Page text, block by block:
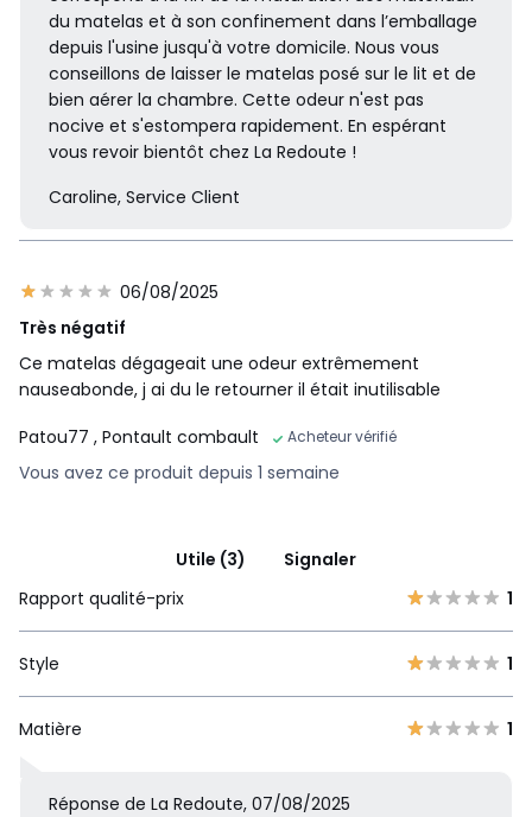
du matelas et à son confinement dans l’emballage
depuis l'usine jusqu'à votre domicile. Nous vous
conseillons de laisser le matelas posé sur le lit et de
bien aérer la chambre. Cette odeur n'est pas
nocive et s'estompera rapidement. En espérant
vous revoir bientôt chez La Redoute !
Caroline, Service Client
06/08/2025
Très négatif
Ce matelas dégageait une odeur extrêmement
nauseabonde, j ai du le retourner il était inutilisable
Patou77 , Pontault combault Acheteur vérifié
Vous avez ce produit depuis 1 semaine
Utile (3)
Signaler
Rapport qualité-prix
1
Style 1
Matière 1
Réponse de La Redoute, 07/08/2025